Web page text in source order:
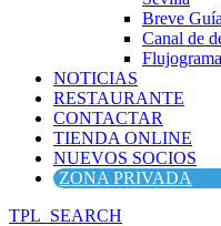
Breve
Canal de
Flujograma
NOTICIAS
RESTAURANTE
CONTACTAR
TIENDA ONLINE
NUEVOS SOCIOS
ZONA PRIVADA
TPL_SEARCH